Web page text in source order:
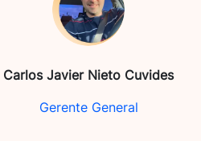
Carlos Javier Nieto Cuvides
Gerente General